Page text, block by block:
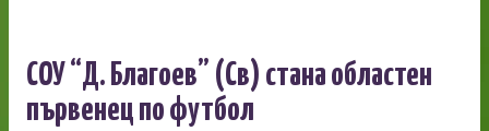
СОУ “Д. Благоев” (Св) стана областен
първенец по футбол